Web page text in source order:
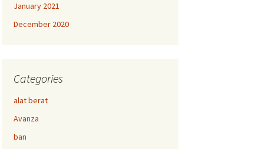
January 2021
December 2020
Categories
alat berat
Avanza
ban